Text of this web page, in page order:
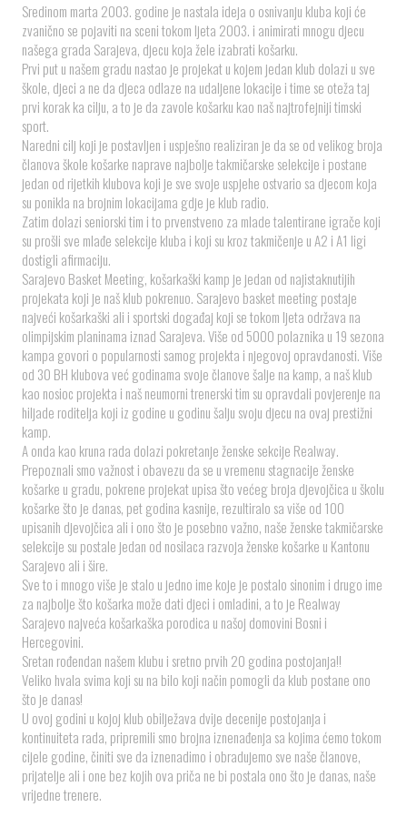
️️Sredinom marta 2003. godine je nastala ideja o osnivanju kluba koji će
zvanično se pojaviti na sceni tokom ljeta 2003. i animirati mnogu djecu
našega grada Sarajeva, djecu koja žele izabrati košarku.
Prvi put u našem gradu nastao je projekat u kojem jedan klub dolazi u sve
škole, djeci a ne da djeca odlaze na udaljene lokacije i time se oteža taj
prvi korak ka cilju, a to je da zavole košarku kao naš najtrofejniji timski
sport.
️️Naredni cilj koji je postavljen i uspješno realiziran je da se od velikog broja
članova škole košarke naprave najbolje takmičarske selekcije i postane
jedan od rijetkih klubova koji je sve svoje uspjehe ostvario sa djecom koja
su ponikla na brojnim lokacijama gdje je klub radio.
️️Zatim dolazi seniorski tim i to prvenstveno za mlade talentirane igrače koji
su prošli sve mlađe selekcije kluba i koji su kroz takmičenje u A2 i A1 ligi
dostigli afirmaciju.
️️Sarajevo Basket Meeting, košarkaški kamp je jedan od najistaknutijih
projekata koji je naš klub pokrenuo. Sarajevo basket meeting postaje
najveći košarkaški ali i sportski događaj koji se tokom ljeta održava na
olimpijskim planinama iznad Sarajeva. Više od 5000 polaznika u 19 sezona
kampa govori o popularnosti samog projekta i njegovoj opravdanosti. Više
od 30 BH klubova već godinama svoje članove šalje na kamp, a naš klub
kao nosioc projekta i naš neumorni trenerski tim su opravdali povjerenje na
hiljade roditelja koji iz godine u godinu šalju svoju djecu na ovaj prestižni
kamp.
️️A onda kao kruna rada dolazi pokretanje ženske sekcije Realway.
Prepoznali smo važnost i obavezu da se u vremenu stagnacije ženske
košarke u gradu, pokrene projekat upisa što većeg broja djevojčica u školu
košarke što je danas, pet godina kasnije, rezultiralo sa više od 100
upisanih djevojčica ali i ono što je posebno važno, naše ženske takmičarske
selekcije su postale jedan od nosilaca razvoja ženske košarke u Kantonu
Sarajevo ali i šire.
️️Sve to i mnogo više je stalo u jedno ime koje je postalo sinonim i drugo ime
za najbolje što košarka može dati djeci i omladini, a to je Realway
Sarajevo najveća košarkaška porodica u našoj domovini Bosni i
Hercegovini.
️️Sretan rođendan našem klubu i sretno prvih 20 godina postojanja!!️️
Veliko hvala svima koji su na bilo koji način pomogli da klub postane ono
što je danas!
️U ovoj godini u kojoj klub obilježava dvije decenije postojanja i
kontinuiteta rada, pripremili smo brojna iznenađenja sa kojima ćemo tokom
cijele godine, činiti sve da iznenadimo i obradujemo sve naše članove,
prijatelje ali i one bez kojih ova priča ne bi postala ono što je danas, naše
vrijedne trenere.